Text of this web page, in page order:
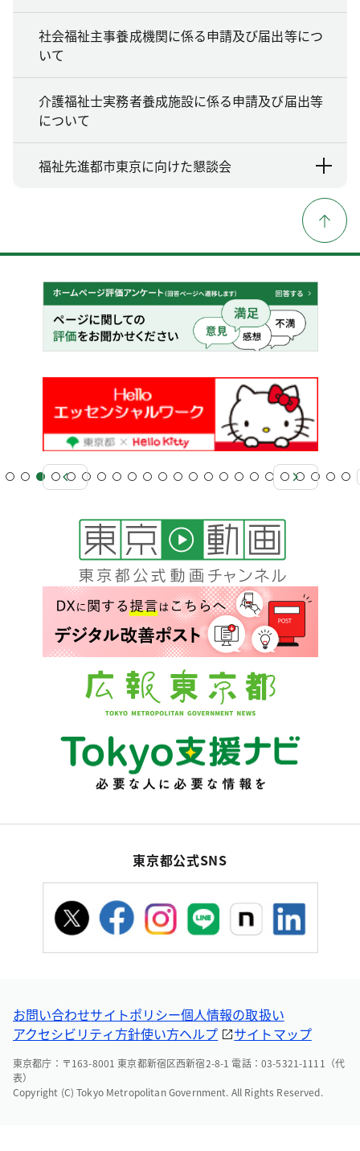
社会福祉主事養成機関に係る申請及び届出等につ
いて
介護福祉士実務者養成施設に係る申請及び届出等
について
福祉先進都市東京に向けた懇談会
東京都公式SNS
お問い合わせサイトポリシー個人情報の取扱い
アクセシビリティ方針使い方ヘルプ サイトマップ
東京都庁：〒163-8001 東京都新宿区西新宿2-8-1 電話：03-5321-1111（代
表）
Copyright (C) Tokyo Metropolitan Government. All Rights Reserved.